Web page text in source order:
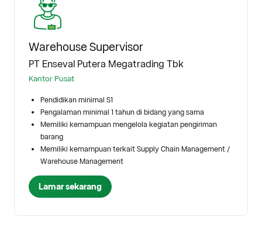
Warehouse Supervisor
PT Enseval Putera Megatrading Tbk
Kantor Pusat
Pendidikan minimal S1
Pengalaman minimal 1 tahun di bidang yang sama
Memiliki kemampuan mengelola kegiatan pengiriman
barang
Memiliki kemampuan terkait Supply Chain Management /
Warehouse Management
Lamar sekarang